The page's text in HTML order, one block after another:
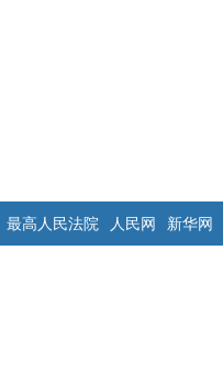
最高人民法院 人民网 新华网